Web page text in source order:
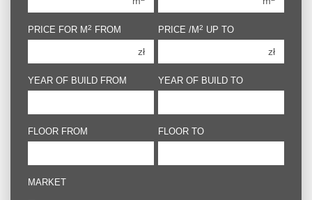
3 rooms
4 rooms
6 rooms
3 rooms
4 rooms
6 rooms
PRICE FOR M2 FROM
zł
PRICE /M2 UP TO
zł
YEAR OF BUILD FROM YEAR OF BUILD TO
FLOOR FROM FLOOR TO
MARKET